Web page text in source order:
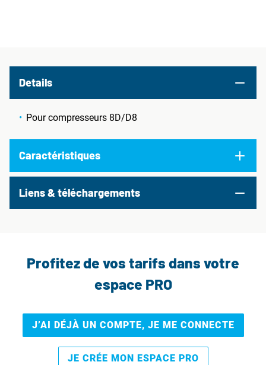
Details
Pour compresseurs 8D/D8
Caractéristiques
Liens & téléchargements
Profitez de vos tarifs dans votre
espace PRO
J’AI DÉJÀ UN COMPTE, JE ME CONNECTE
JE CRÉE MON ESPACE PRO